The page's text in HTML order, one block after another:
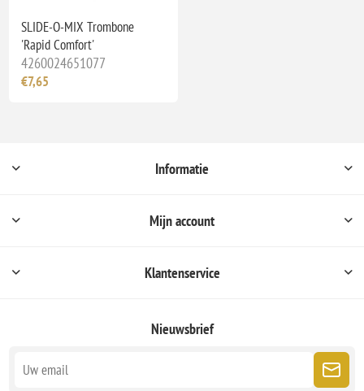
SLIDE-O-MIX Trombone
'Rapid Comfort'
4260024651077
€7,65
Informatie
Mijn account
Klantenservice
Nieuwsbrief